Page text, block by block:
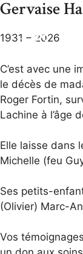
Gervaise
1931 – 2026
C’est avec une
le décès de
Roger Fortin,
Lachine à l’âge
Elle laisse dans
Michelle (feu
Ses petits-
(Olivier) Marc-
Vos